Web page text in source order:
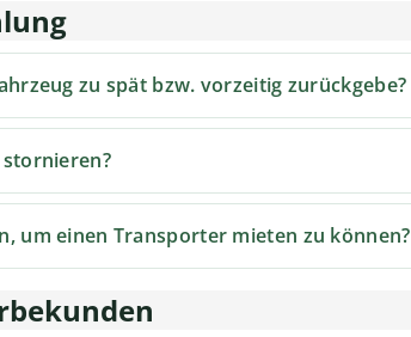
zu spät bzw. vorzeitig zurückgebe?
um einen Transporter mieten zu können?